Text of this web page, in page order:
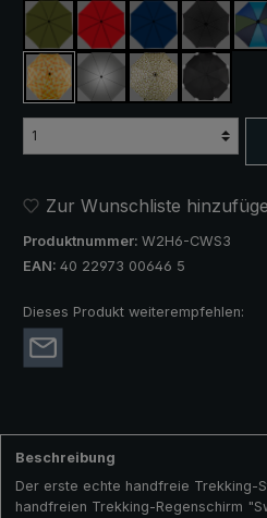
olivgrün rot marineblauschwarz
gelb / orange kariert
silber, UV-Schutz 50+
camouflage
Zur Wunschliste
Produktnummer: W2H6-CWS3
EAN: 40 22973 00646 5
Dieses Produkt weiterempfehlen:
Beschreibung
Der erste echte handfreie Trekking-
handfreien Trekking-Regenschirm